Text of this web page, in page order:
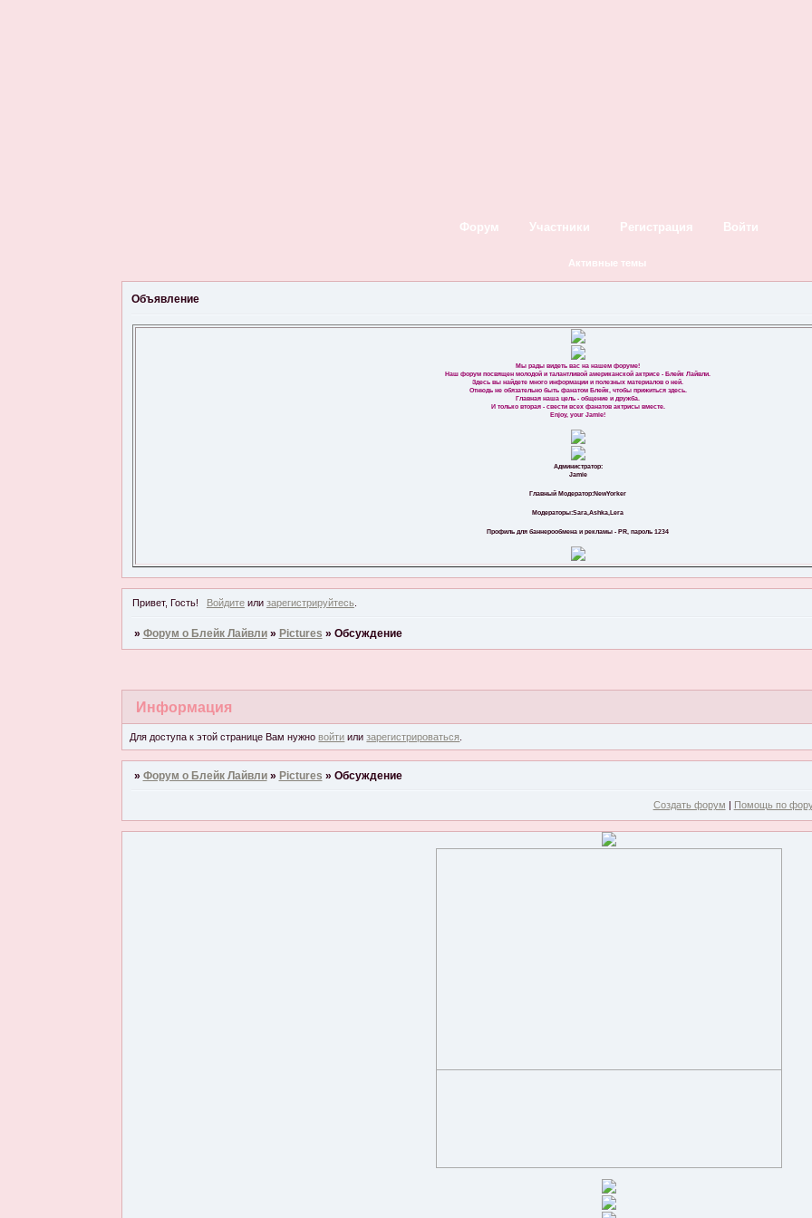
Форум Участники Регистрация Войти
Активные темы
Объявление
Мы рады видеть вас на нашем форуме!
Наш форум посвящен молодой и талантливой американской актрисе - Блейк Лайвли.
Здесь вы найдете много информации и полезных материалов о ней.
Отнюдь не обязательно быть фанатом Блейк, чтобы прижиться здесь.
Главная наша цель - общение и дружба.
И только вторая - свести всех фанатов актрисы вместе.
Enjoy, your Jamie!
Администратор:
Jamie
Главный Модератор:NewYorker
Модераторы:Sara,Ashka,Lera
Профиль для баннерообмена и рекламы - PR, пароль 1234
Привет, Гость! Войдитеили зарегистрируйтесь.
» Форум о Блейк Лайвли » Pictures » Обсуждение
Информация
Для доступа к этой странице Вам нужновойти илизарегистрироваться
» Форум о Блейк Лайвли » Pictures » Обсуждение
Создать форум | Помощь по